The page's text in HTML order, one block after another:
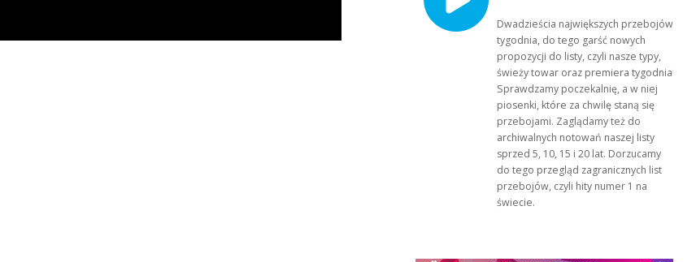
Dwadzieścia największych przebojów
tygodnia, do tego garść nowych
propozycji do listy, czyli nasze typy,
świeży towar oraz premiera tygodnia!
Sprawdzamy poczekalnię, a w niej
piosenki, które za chwilę staną się
przebojami. Zaglądamy też do
archiwalnych notowań naszej listy
sprzed 5, 10, 15 i 20 lat. Dorzucamy
do tego przegląd zagranicznych list
przebojów, czyli hity numer 1 na
świecie.